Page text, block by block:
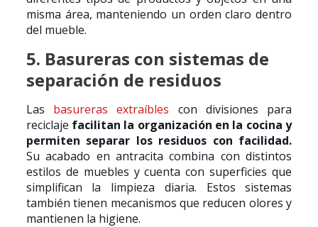
misma área, manteniendo un orden claro dentro
del mueble.
5. Basureras con sistemas de
separación de residuos
Las basureras extraíbles con divisiones para
reciclaje facilitan la organización en la cocina y
permiten separar los residuos con facilidad.
Su acabado en antracita combina con distintos
estilos de muebles y cuenta con superficies que
simplifican la limpieza diaria. Estos sistemas
también tienen mecanismos que reducen olores y
mantienen la higiene.